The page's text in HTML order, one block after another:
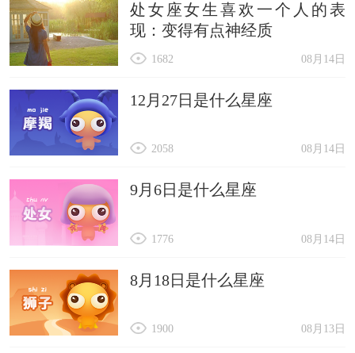
处女座女生喜欢一个人的表
现：变得有点神经质
08月14日
1682
12月27日是什么星座
08月14日
2058
9月6日是什么星座
08月14日
1776
8月18日是什么星座
08月13日
1900